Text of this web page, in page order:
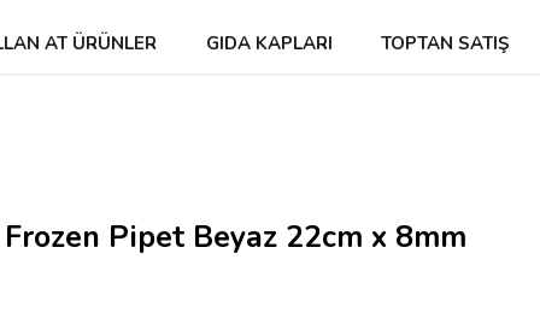
AT ÜRÜNLER GIDA KAPLARI TOPTAN SATIŞ
Pipet Beyaz 22cm x 8mm